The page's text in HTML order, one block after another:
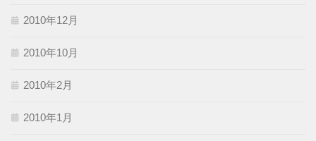
2010年12月
2010年10月
2010年2月
2010年1月